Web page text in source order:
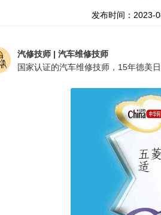
发布时间：2023-
汽修技师 | 汽车维修技师